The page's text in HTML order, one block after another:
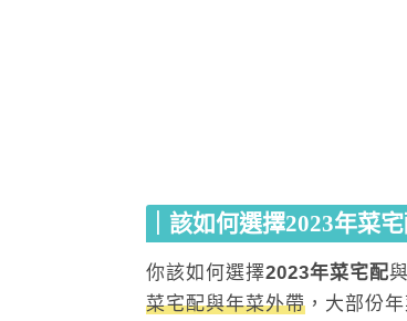
｜該如何選擇2023年菜
你該如何選擇2023年菜宅配
菜宅配與年菜外帶 ，大部份